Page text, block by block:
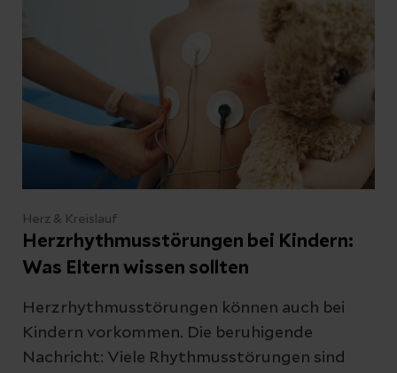
Herz & Kreislauf
Herzrhythmusstörungen bei Kindern:
Was Eltern wissen sollten
Herzrhythmusstörungen können auch bei
Kindern vorkommen. Die beruhigende
Nachricht: Viele Rhythmusstörungen sind